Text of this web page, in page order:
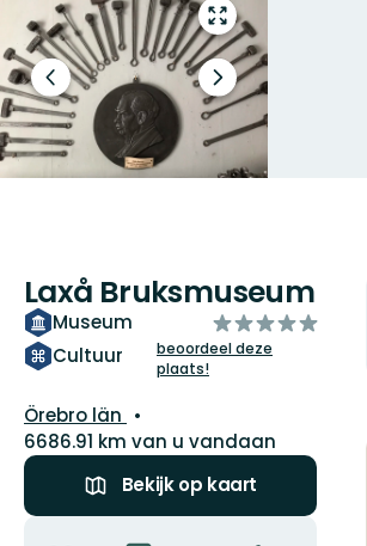
Open
volledig
scherm
Vorige
slide
Volgende
slide
Laxå Bruksmuseum
Museum
Cultuur
van
5
sterren
beoordeel deze
plaats!
Regio:
Örebro län
6686.91 km van u vandaan
Bekijk op kaart